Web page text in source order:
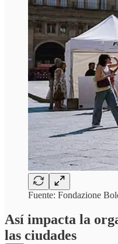
Fuente: Fondazione
Así impacta la
las ciudades